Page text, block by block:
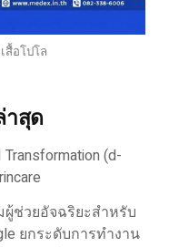
สื้อโปโล
สุด
(d-
ผู้ช่วยอัจฉริยะสำหรับ
ยกระดับการทำงาน